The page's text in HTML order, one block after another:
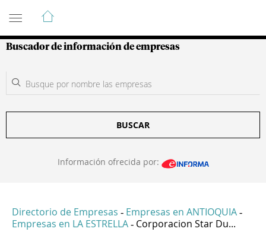
Guía de Empresas Colombianas
Buscador de información de empresas
BUSCAR
Información ofrecida por:
Directorio de Empresas - Empresas en ANTIOQUIA -
Empresas en LA ESTRELLA - Corporacion Star Du...